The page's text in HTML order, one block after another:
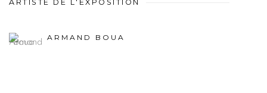
ARTISTE DE L'EXPOSITION
ARMAND BOUA